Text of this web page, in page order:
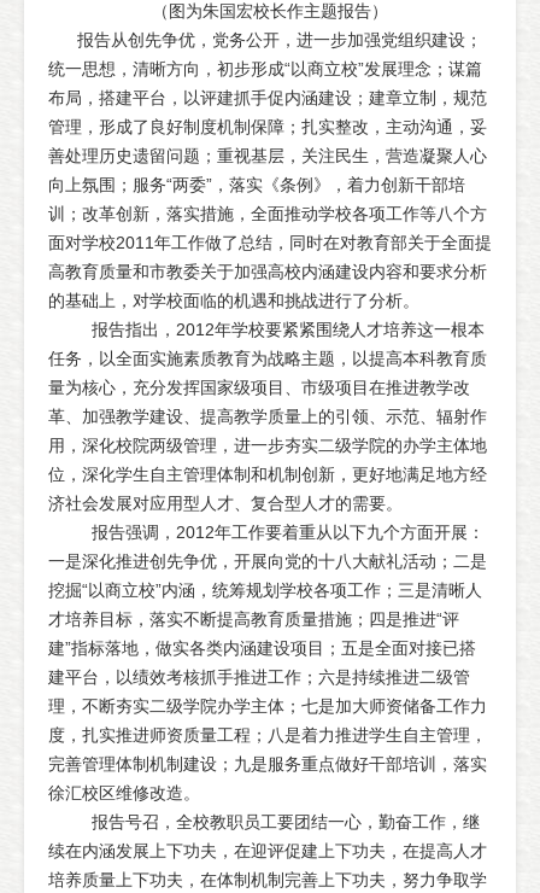
（图为朱国宏校长作主题报告）
报告从创先争优，党务公开，进一步加强党组织建设；
统一思想，清晰方向，初步形成“以商立校”发展理念；谋篇
布局，搭建平台，以评建抓手促内涵建设；建章立制，规范
管理，形成了良好制度机制保障；扎实整改，主动沟通，妥
善处理历史遗留问题；重视基层，关注民生，营造凝聚人心
向上氛围；服务“两委”，落实《条例》，着力创新干部培
训；改革创新，落实措施，全面推动学校各项工作等八个方
面对学校2011年工作做了总结，同时在对教育部关于全面提
高教育质量和市教委关于加强高校内涵建设内容和要求分析
的基础上，对学校面临的机遇和挑战进行了分析。
报告指出，2012年学校要紧紧围绕人才培养这一根本
任务，以全面实施素质教育为战略主题，以提高本科教育质
量为核心，充分发挥国家级项目、市级项目在推进教学改
革、加强教学建设、提高教学质量上的引领、示范、辐射作
用，深化校院两级管理，进一步夯实二级学院的办学主体地
位，深化学生自主管理体制和机制创新，更好地满足地方经
济社会发展对应用型人才、复合型人才的需要。
报告强调，2012年工作要着重从以下九个方面开展：
一是深化推进创先争优，开展向党的十八大献礼活动；二是
挖掘“以商立校”内涵，统筹规划学校各项工作；三是清晰人
才培养目标，落实不断提高教育质量措施；四是推进“评
建”指标落地，做实各类内涵建设项目；五是全面对接已搭
建平台，以绩效考核抓手推进工作；六是持续推进二级管
理，不断夯实二级学院办学主体；七是加大师资储备工作力
度，扎实推进师资质量工程；八是着力推进学生自主管理，
完善管理体制机制建设；九是服务重点做好干部培训，落实
徐汇校区维修改造。
报告号召，全校教职员工要团结一心，勤奋工作，继
续在内涵发展上下功夫，在迎评促建上下功夫，在提高人才
培养质量上下功夫，在体制机制完善上下功夫，努力争取学